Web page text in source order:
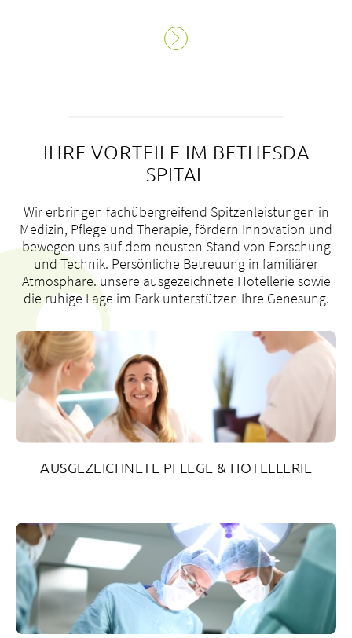
IHRE VORTEILE IM BETHESDA
SPITAL
Wir erbringen fachübergreifend Spitzenleistungen in
Medizin, Pflege und Therapie, fördern Innovation und
bewegen uns auf dem neusten Stand von Forschung
und Technik. Persönliche Betreuung in familiärer
Atmosphäre. unsere ausgezeichnete Hotellerie sowie
die ruhige Lage im Park unterstützen Ihre Genesung.
AUSGEZEICHNETE PFLEGE & HOTELLERIE